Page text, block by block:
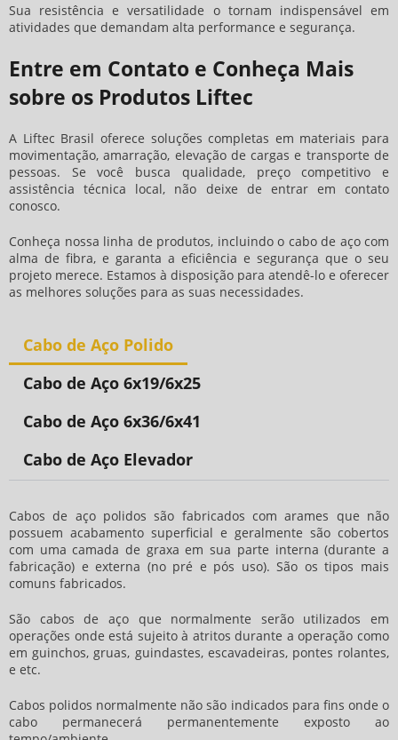
Sua resistência e versatilidade o tornam indispensável em
atividades que demandam alta performance e segurança.
Entre em Contato e Conheça Mais
sobre os Produtos Liftec
A Liftec Brasil oferece soluções completas em materiais para
movimentação, amarração, elevação de cargas e transporte de
pessoas. Se você busca qualidade, preço competitivo e
assistência técnica local, não deixe de entrar em contato
conosco.
Conheça nossa linha de produtos, incluindo o cabo de aço com
alma de fibra, e garanta a eficiência e segurança que o seu
projeto merece. Estamos à disposição para atendê-lo e oferecer
as melhores soluções para as suas necessidades.
Cabo de Aço Polido
Cabo de Aço 6x19/6x25
Cabo de Aço 6x36/6x41
Cabo de Aço Elevador
Cabos de aço polidos são fabricados com arames que não
possuem acabamento superficial e geralmente são cobertos
com uma camada de graxa em sua parte interna (durante a
fabricação) e externa (no pré e pós uso). São os tipos mais
comuns fabricados.
São cabos de aço que normalmente serão utilizados em
operações onde está sujeito à atritos durante a operação como
em guinchos, gruas, guindastes, escavadeiras, pontes rolantes,
e etc.
Cabos polidos normalmente não são indicados para fins onde o
cabo permanecerá permanentemente exposto ao